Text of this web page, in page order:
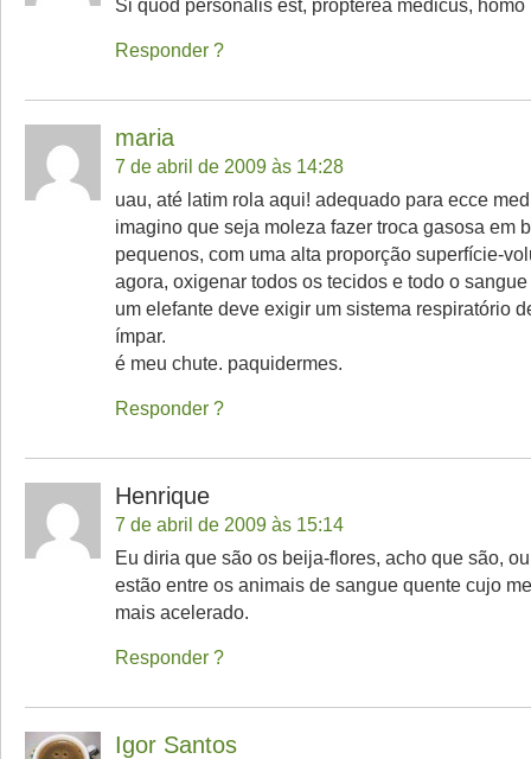
Si quod personalis est, propterea medicus, homo
Responder
maria
7 de abril de 2009 às 14:28
uau, até latim rola aqui! adequado para ecce
imagino que seja moleza fazer troca gasosa em
pequenos, com uma alta proporção superfície-
agora, oxigenar todos os tecidos e todo o
um elefante deve exigir um sistema respiratório
ímpar.
é meu chute. paquidermes.
Responder
Henrique
7 de abril de 2009 às 15:14
Eu diria que são os beija-flores, acho que são,
estão entre os animais de sangue quente cujo
mais acelerado.
Responder
Igor Santos